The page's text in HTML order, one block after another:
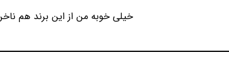
خیلی خوبه من از این برند هم